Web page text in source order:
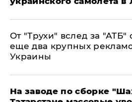
От "Трухи" вслед за "АТБ"
еще два крупных
Украины
На заводе по сборке